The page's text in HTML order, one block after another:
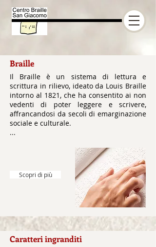
Braille
Il Braille è un sistema di lettura e
scrittura in rilievo, ideato da Louis Braille
intorno al 1821, che ha consentito ai non
vedenti di poter leggere e scrivere,
affrancandosi da secoli di emarginazione
sociale e culturale.
...
Scopri di più
Caratteri ingranditi